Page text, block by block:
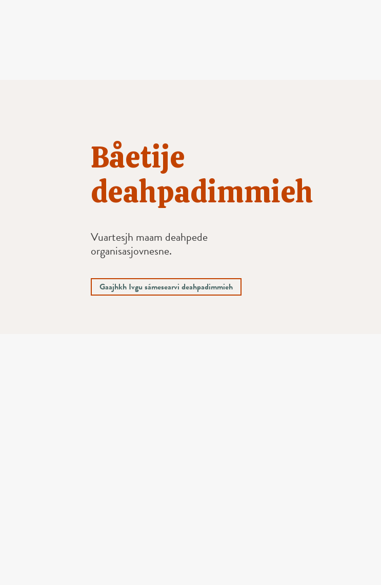
Båetije
deahpadimmieh
Vuartesjh maam deahpede
organisasjovnesne.
Gaajhkh Ivgu sámesearvi deahpadimmieh